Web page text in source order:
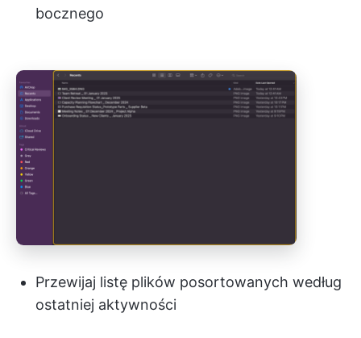
bocznego
Przewijaj listę plików posortowanych według
ostatniej aktywności